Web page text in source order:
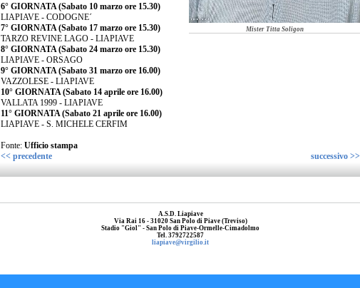
Mister Titta Soligon
6° GIORNATA (Sabato 10 marzo ore 15.30)
LIAPIAVE - CODOGNE´
7° GIORNATA (Sabato 17 marzo ore 15.30)
TARZO REVINE LAGO - LIAPIAVE
8° GIORNATA (Sabato 24 marzo ore 15.30)
LIAPIAVE - ORSAGO
9° GIORNATA (Sabato 31 marzo ore 16.00)
VAZZOLESE - LIAPIAVE
10° GIORNATA (Sabato 14 aprile ore 16.00)
VALLATA 1999 - LIAPIAVE
11° GIORNATA (Sabato 21 aprile ore 16.00)
LIAPIAVE - S. MICHELE CERFIM
Fonte: Ufficio stampa
<< precedente
successivo >>
A.S.D. Liapiave
Via Rai 16 - 31020 San Polo di Piave (Treviso)
Stadio "Giol" - San Polo di Piave-Ormelle-Cimadolmo
Tel. 3792722587
liapiave@virgilio.it